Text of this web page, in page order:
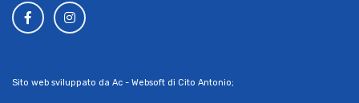
Sito web sviluppato da Ac - Websoft di Cito Antonio;